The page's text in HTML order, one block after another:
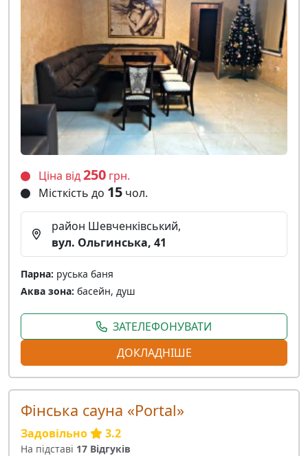
Ціна від250 грн.
Місткість до 15 чол.
район Шевченківський,
вул. Ольгинська, 41
Парна: руська баня
Аква зона: басейн, душ
ЗАТЕЛЕФОНУВАТИ
ДОКЛАДНІШЕ
Фінська сауна «Portal»
Задовільно 3.2
На підставі 17 Відгуків